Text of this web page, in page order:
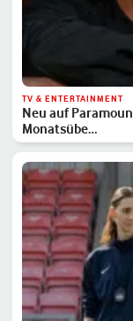
TV & ENTERTAINMENT
Neu auf
Monatsübe…